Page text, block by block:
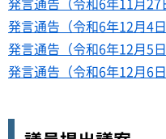
発言通告（令和6年12月4
発言通告（令和6年12月5
発言通告（令和6年12月6